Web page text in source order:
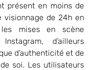
présent en moins de
visionnage de 24h en
mises en scène
d’ailleurs
d’authenticité et de
soi. Les utilisateurs